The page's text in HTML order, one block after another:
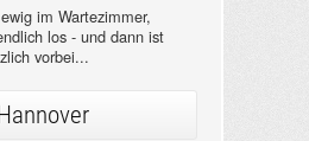
im Wartezimmer,
los - und dann ist
vorbei...